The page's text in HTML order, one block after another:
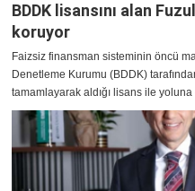
BDDK lisansını alan
koruyor
Faizsiz finansman sisteminin öncü
Denetleme Kurumu (BDDK)
tamamlayarak aldığı lisans ile